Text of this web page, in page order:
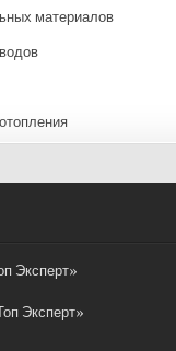
материалов
Эксперт»
Эксперт»